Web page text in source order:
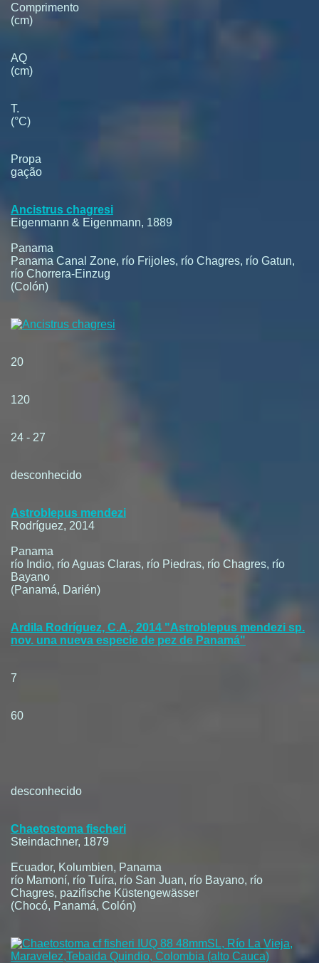
Comprimento
(cm)
AQ
(cm)
T.
(°C)
Propa
gação
Ancistrus chagresi
Eigenmann & Eigenmann, 1889
Panama
Panama Canal Zone, río Frijoles, río Chagres, río Gatun,
río Chorrera-Einzug
(Colón)
20
120
24 - 27
desconhecido
Astroblepus mendezi
Rodríguez, 2014
Panama
río Indio, río Aguas Claras, río Piedras, río Chagres, río
Bayano
(Panamá, Darién)
Ardila Rodríguez, C.A., 2014 "Astroblepus mendezi sp.
nov. una nueva especie de pez de Panamá"
7
60
desconhecido
Chaetostoma fischeri
Steindachner, 1879
Ecuador, Kolumbien, Panama
río Mamoní, río Tuíra, río San Juan, río Bayano, río
Chagres, pazifische Küstengewässer
(Chocó, Panamá, Colón)